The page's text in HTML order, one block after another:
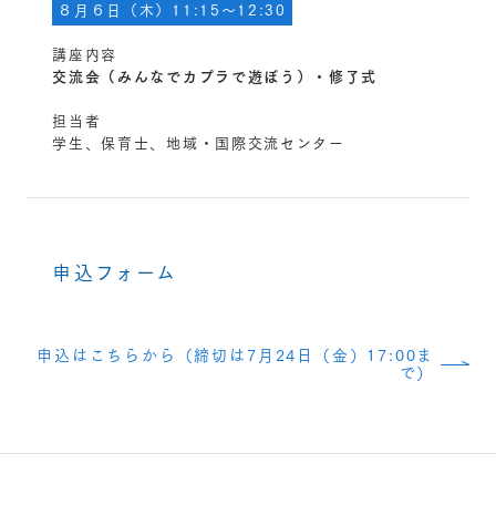
８月６日（木）11:15～12:30
講座内容
交流会（みんなでカプラで遊ぼう） ・修了式
担当者
学生、保育士、地域・国際交流センター
申込フォーム
申込はこちらから（締切は7月24日（金）17:00ま
で）